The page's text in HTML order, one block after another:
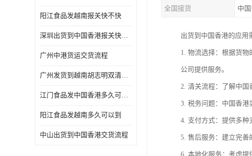
阳江食品发越南报关快不快
深圳出货到中国香港报关快不快 一手货源
广州中港货运交货流程
广州发货到越南胡志明双清需要什么文件
江门食品发中国香港多久可以到 一键发货
阳江食品发越南多久可以到
中山出货到中国香港交货流程
全国接货 中
出货到中国香港的应用
1. 物流选择：根据货
公司提供服务。
2. 清关流程：了解中国
3. 税务问题：中国香港
4. 支付方式：提供多种
5. 售后服务：建立完善
6. 本地化服务：考虑提